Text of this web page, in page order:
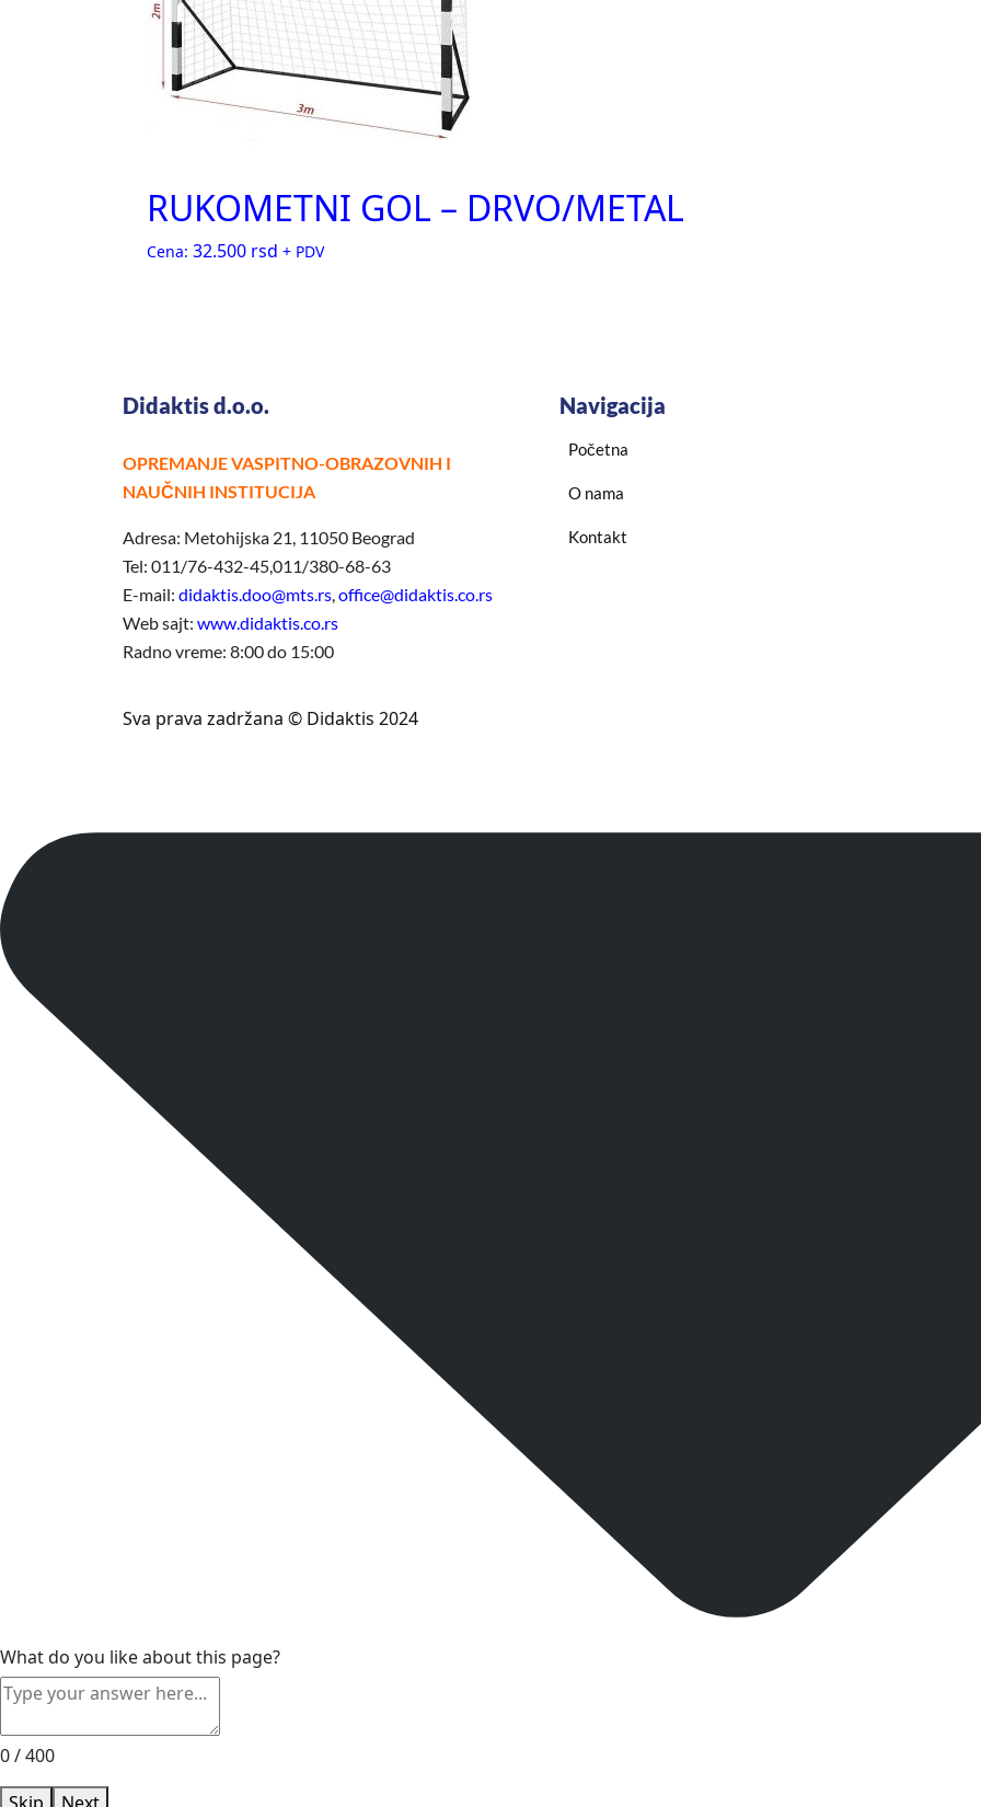
RUKOMETNI GOL – DRVO/METAL
Cena: 32.500 rsd + PDV
Didaktis d.o.o.
OPREMANJE VASPITNO-OBRAZOVNIH I
NAUČNIH INSTITUCIJA
Adresa: Metohijska 21, 11050 Beograd
Tel: 011/76-432-45,011/380-68-63
E-mail: didaktis.doo@mts.rs office@didaktis.co.rs
Web sajt: www.didaktis.co.rs
Radno vreme: 8:00 do 15:00
Navigacija
Početna
O nama
Kontakt
Sva prava zadržana © Didaktis 2024
What do you like about this page?
0 / 400